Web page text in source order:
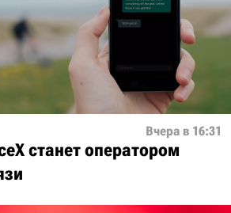
Вчера в 16:31
станет оператором